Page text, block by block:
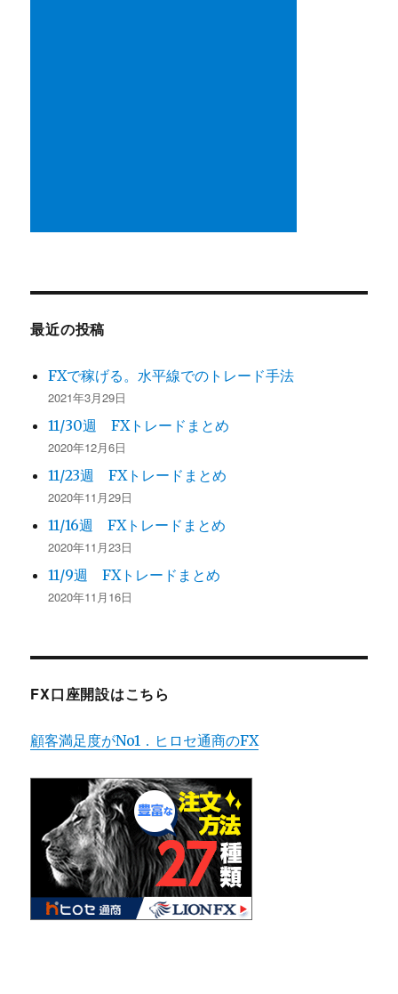
最近の投稿
FXで稼げる。水平線でのトレード手法
2021年3月29日
11/30週 FXトレードまとめ
2020年12月6日
11/23週 FXトレードまとめ
2020年11月29日
11/16週 FXトレードまとめ
2020年11月23日
11/9週 FXトレードまとめ
2020年11月16日
FX口座開設はこちら
顧客満足度がNo1．ヒロセ通商のFX